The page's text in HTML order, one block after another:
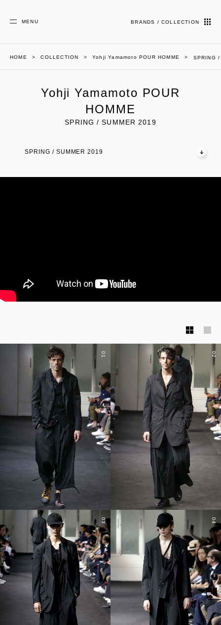
MENU BRANDS / COLLECTION
HOME COLLECTION Yohji Yamamoto POUR HOMME SPRING
Yohji Yamamoto POUR
HOMME
SPRING / SUMMER 2019
SPRING / SUMMER 2019
01 02
03 04